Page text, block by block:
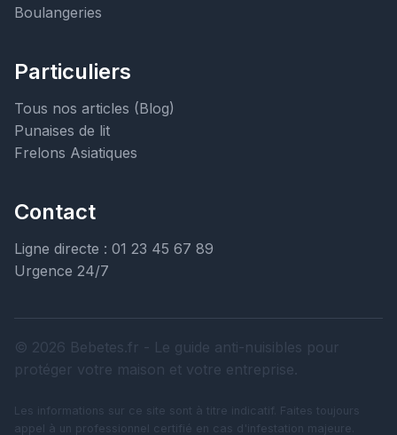
Boulangeries
Particuliers
Tous nos articles (Blog)
Punaises de lit
Frelons Asiatiques
Contact
Ligne directe : 01 23 45 67 89
Urgence 24/7
© 2026 Bebetes.fr - Le guide anti-nuisibles pour
protéger votre maison et votre entreprise.
Les informations sur ce site sont à titre indicatif. Faites toujours
appel à un professionnel certifié en cas d'infestation majeure.